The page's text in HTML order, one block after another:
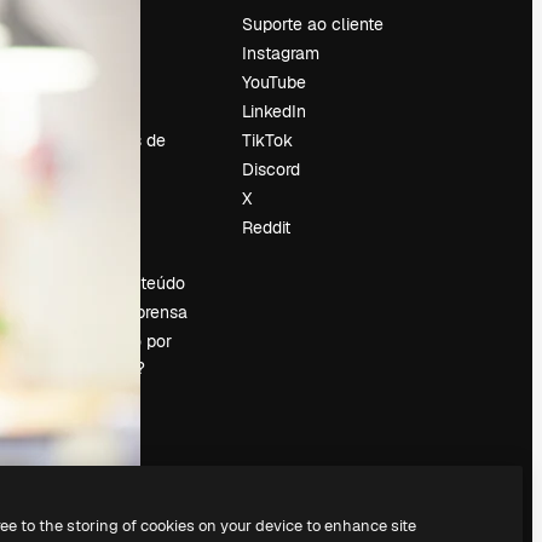
Sobre nós
Tendências de
Vender conteúdo
Sala de imprensa
Procurando por
magnific.ai?
Suporte ao cliente
Instagram
YouTube
LinkedIn
TikTok
Discord
X
Reddit
to the storing of cookies on your device to enhance site